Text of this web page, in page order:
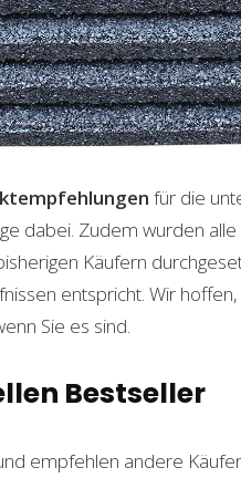
für die
dabei. Zudem wurden
Käufern
entspricht. Wir
Sie es sind.
Bestseller
empfehlen andere